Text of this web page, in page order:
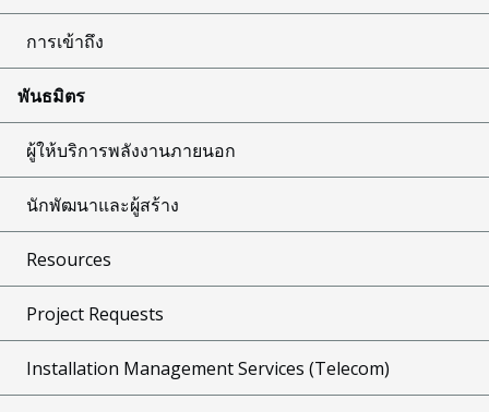
การเข้าถึง
พันธมิตร
ผู้ให้บริการพลังงานภายนอก
นักพัฒนาและผู้สร้าง
Resources
Project Requests
Installation Management Services (Telecom)